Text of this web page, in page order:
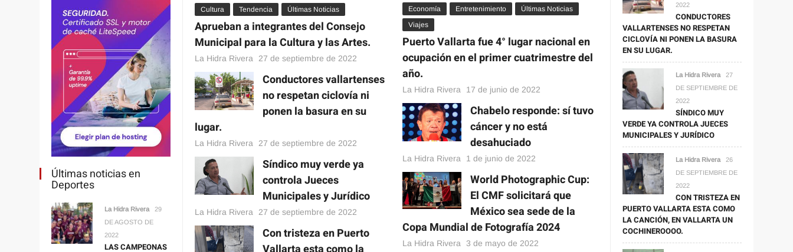
Cultura Tendencia Últimas Noticias
Aprueban a integrantes del Consejo
Municipal para la Cultura y las Artes.
La Hidra Rivera 27 de septiembre de 2022
Conductores vallartenses
no respetan ciclovía ni
ponen la basura en su
lugar.
La Hidra Rivera 27 de septiembre de 2022
Síndico muy verde ya
controla Jueces
Municipales y Jurídico
La Hidra Rivera 27 de septiembre de 2022
Con tristeza en Puerto
Economía Entretenimiento
Últimas Noticias
Viajes
Puerto Vallarta fue 4° lugar nacional en
ocupación en el primer cuatrimestre del
año.
La Hidra Rivera 17 de junio de 2022
Chabelo responde: sí tuvo
cáncer y no está
desahuciado
La Hidra Rivera 1 de junio de 2022
World Photographic Cup:
El CMF solicitará que
México sea sede de la
Copa Mundial de Fotografía 2024
La Hidra Rivera 3 de mayo de 2022
Últimas noticias en
Deportes
La Hidra Rivera
29
DE AGOSTO DE
2022
LAS CAMPEONAS
2022
CONDUCTORES
VALLARTENSES NO RESPETAN
CICLOVÍA NI PONEN LA BASURA
EN SU LUGAR.
La Hidra Rivera
27
DE SEPTIEMBRE DE
2022
SÍNDICO MUY
VERDE YA CONTROLA JUECES
MUNICIPALES Y JURÍDICO
La Hidra Rivera
26
DE SEPTIEMBRE DE
2022
CON TRISTEZA EN
PUERTO VALLARTA ESTA COMO
LA CANCIÓN, EN VALLARTA UN
COCHINEROOOO.